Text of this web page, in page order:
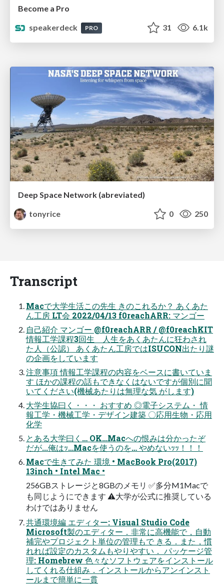
Become a Pro
speakerdeck
PRO 31 6.1k
Deep Space Network (abreviated)
tonyrice
0 250
Transcript
Macで大学生活この先生 きのこれるか？ あくあた
ん工房 LT会 2022/04/13 f0reachARR: マンゴー
自己紹介 マンゴー @f0reachARR / @f0reachKIT
情報工学課程3回生 人生をあくあたんに狂わされ
た人（公認） あくあたん工房ではISUCON出たり謎
の企画をしています
注意事項 情報工学課程の内容をベースに書いていま
す ほかの課程の話もできなくはないですが個別に聞
いてください(機械あたりは無理な気 がします)
大学生協曰く・・・ おすすめ ◎電子システム・ 情
報工学・機械工学・デザイン建築 〇応用生物・応用
化学
とある大学曰く… OK…Macへの恨みは分かったぞ
だが...俺はｯ…Macを使うのを… やめないｯｯ！！！
Macで生きてみた 環境 • MacBook Pro(2017)
13inch • Intel Mac •
256GBストレージと8GBのメモリ ✅多分M1Macで
も同じようにできます ⚠大学が公式に推奨している
わけではありません
共通環境編 エディター: Visual Studio Code
Microsoft製のエディター．非常に高機能で，自動
補完やプロジェクト単位の管理もで きる．また，慣
れれば設定のカスタムもやりやすい． パッケージ管
理: Homebrew 色々なソフトウェアをインストール
してくれる仕組み．インストールからアンインスト
ールまで簡単に一貫